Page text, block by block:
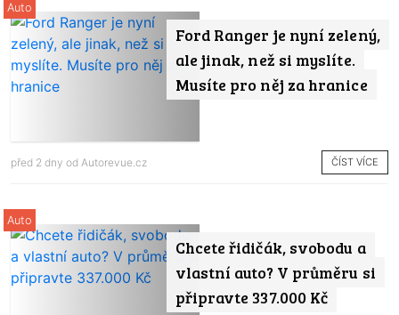
Ford Ranger je nyní zelený,
ale jinak, než si myslíte.
Musíte pro něj za hranice
Auto
před 2 dny od Autorevue.cz ČÍST VÍCE
Chcete řidičák, svobodu a
vlastní auto? V průměru si
připravte 337.000 Kč
Auto